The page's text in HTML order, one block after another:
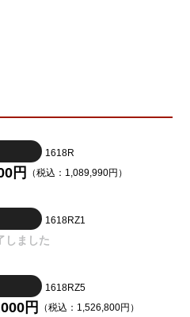
1618R
円 （税込：1,089,990円）
1618RZ1
しました
1618RZ5
円 （税込：1,526,800円）